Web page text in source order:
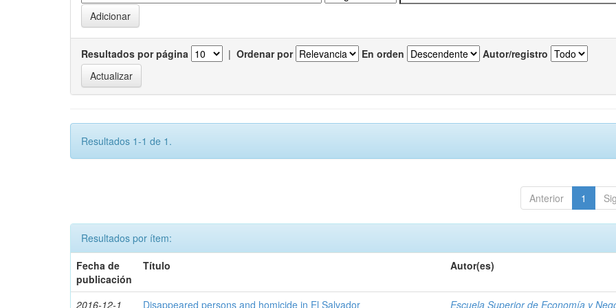
Resultados por página | Ordenar por En orden Autor/registro
Resultados 1-1 de 1.
Anterior 1
Resultados por ítem:
Fecha de
publicación
Título Autor(es)
2016-12-1 Disappeared persons and homicide in El Salvador Escuela Superior de Economía y